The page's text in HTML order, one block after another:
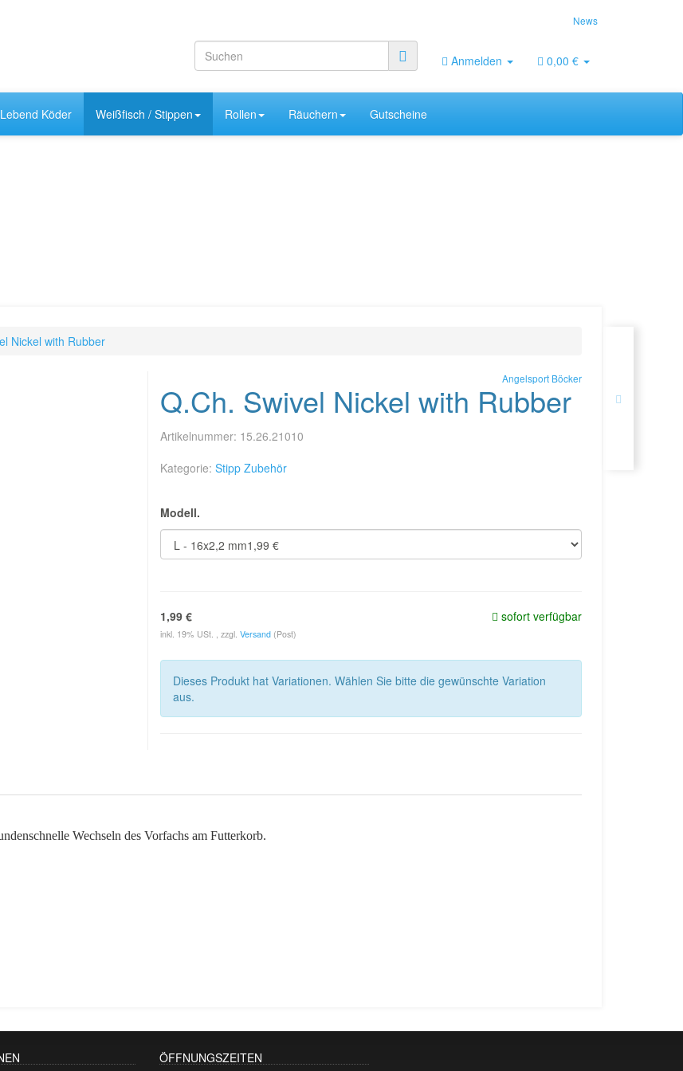
News
Anmelden 0,00 €
Lebend Köder Weißfisch / Stippen Rollen Räuchern Gutscheine
Nickel with Rubber
Angelsport Böcker
Q.Ch. Swivel Nickel with Rubber
Artikelnummer: 15.26.21010
Kategorie: Stipp Zubehör
Modell.
1,99 €
inkl. 19% USt. , zzgl. Versand (Post)
sofort verfügbar
Dieses Produkt hat Variationen. Wählen Sie bitte die gewünschte Variation
aus.
Wechseln des Vorfachs am Futterkorb.
ÖFFNUNGSZEITEN